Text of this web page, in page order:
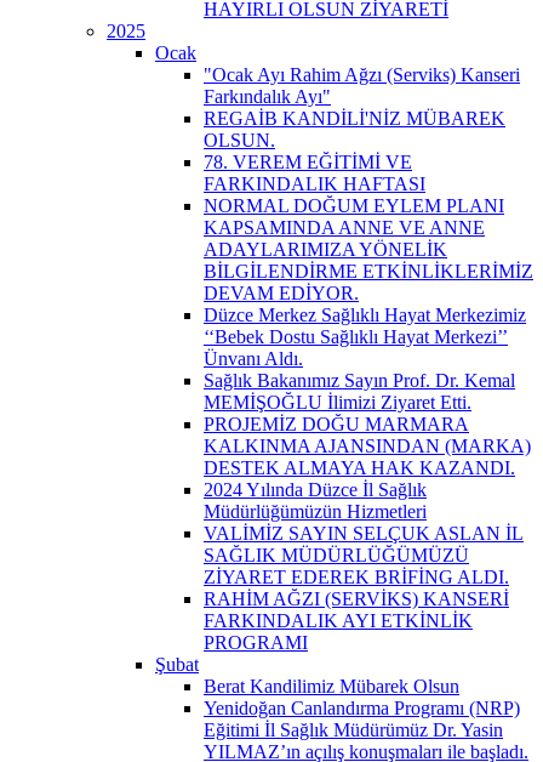
HAYIRLI OLSUN ZİYARETİ
2025
Ocak
"Ocak Ayı Rahim Ağzı (Serviks) Kanseri
Farkındalık Ayı"
REGAİB KANDİLİ'NİZ MÜBAREK
OLSUN.
78. VEREM EĞİTİMİ VE
FARKINDALIK HAFTASI
NORMAL DOĞUM EYLEM PLANI
KAPSAMINDA ANNE VE ANNE
ADAYLARIMIZA YÖNELİK
BİLGİLENDİRME ETKİNLİKLERİMİZ
DEVAM EDİYOR.
Düzce Merkez Sağlıklı Hayat Merkezimiz
‘‘Bebek Dostu Sağlıklı Hayat Merkezi’’
Ünvanı Aldı.
Sağlık Bakanımız Sayın Prof. Dr. Kemal
MEMİŞOĞLU İlimizi Ziyaret Etti.
PROJEMİZ DOĞU MARMARA
KALKINMA AJANSINDAN (MARKA)
DESTEK ALMAYA HAK KAZANDI.
2024 Yılında Düzce İl Sağlık
Müdürlüğümüzün Hizmetleri
VALİMİZ SAYIN SELÇUK ASLAN İL
SAĞLIK MÜDÜRLÜĞÜMÜZÜ
ZİYARET EDEREK BRİFİNG ALDI.
RAHİM AĞZI (SERVİKS) KANSERİ
FARKINDALIK AYI ETKİNLİK
PROGRAMI
Şubat
Berat Kandilimiz Mübarek Olsun
Yenidoğan Canlandırma Programı (NRP)
Eğitimi İl Sağlık Müdürümüz Dr. Yasin
YILMAZ’ın açılış konuşmaları ile başladı.